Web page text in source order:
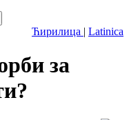
Ћирилица | Latinica
за